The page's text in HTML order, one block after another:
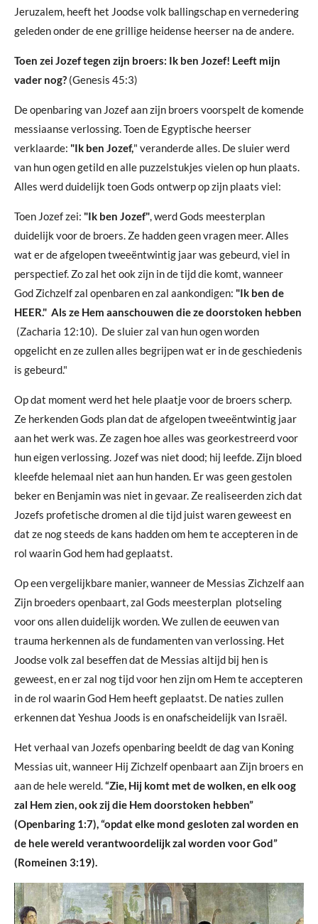
Jeruzalem, heeft het Joodse volk ballingschap en vernedering
geleden onder de ene grillige heidense heerser na de andere.
Toen zei Jozef tegen zijn broers: Ik ben Jozef! Leeft mijn
vader nog? (Genesis 45:3)
De openbaring van Jozef aan zijn broers voorspelt de komende
messiaanse verlossing. Toen de Egyptische heerser
verklaarde: "Ik ben Jozef," veranderde alles. De sluier werd
van hun ogen getild en alle puzzelstukjes vielen op hun plaats.
Alles werd duidelijk toen Gods ontwerp op zijn plaats viel:
Toen Jozef zei: "Ik ben Jozef", werd Gods meesterplan
duidelijk voor de broers. Ze hadden geen vragen meer. Alles
wat er de afgelopen tweeëntwintig jaar was gebeurd, viel in
perspectief. Zo zal het ook zijn in de tijd die komt, wanneer
God Zichzelf zal openbaren en zal aankondigen: "Ik ben de
HEER." Als ze Hem aanschouwen die ze doorstoken hebben
(Zacharia 12:10). De sluier zal van hun ogen worden
opgelicht en ze zullen alles begrijpen wat er in de geschiedenis
is gebeurd."
Op dat moment werd het hele plaatje voor de broers scherp.
Ze herkenden Gods plan dat de afgelopen tweeëntwintig jaar
aan het werk was. Ze zagen hoe alles was georkestreerd voor
hun eigen verlossing. Jozef was niet dood; hij leefde. Zijn bloed
kleefde helemaal niet aan hun handen. Er was geen gestolen
beker en Benjamin was niet in gevaar. Ze realiseerden zich dat
Jozefs profetische dromen al die tijd juist waren geweest en
dat ze nog steeds de kans hadden om hem te accepteren in de
rol waarin God hem had geplaatst.
Op een vergelijkbare manier, wanneer de Messias Zichzelf aan
Zijn broeders openbaart, zal Gods meesterplan plotseling
voor ons allen duidelijk worden. We zullen de eeuwen van
trauma herkennen als de fundamenten van verlossing. Het
Joodse volk zal beseffen dat de Messias altijd bij hen is
geweest, en er zal nog tijd voor hen zijn om Hem te accepteren
in de rol waarin God Hem heeft geplaatst. De naties zullen
erkennen dat Yeshua Joods is en onafscheidelijk van Israël.
Het verhaal van Jozefs openbaring beeldt de dag van Koning
Messias uit, wanneer Hij Zichzelf openbaart aan Zijn broers en
aan de hele wereld.“Zie, Hij komt met de wolken, en elk oog
zal Hem zien, ook zij die Hem doorstoken hebben”
(Openbaring 1:7), “opdat elke mond gesloten zal worden en
de hele wereld verantwoordelijk zal worden voor God”
(Romeinen 3:19).